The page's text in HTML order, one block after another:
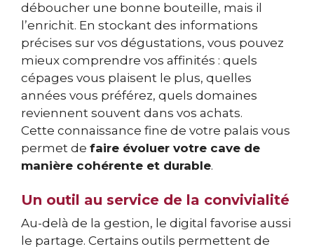
déboucher une bonne bouteille, mais il
l’enrichit. En stockant des informations
précises sur vos dégustations, vous pouvez
mieux comprendre vos affinités : quels
cépages vous plaisent le plus, quelles
années vous préférez, quels domaines
reviennent souvent dans vos achats.
Cette connaissance fine de votre palais vous
permet de faire évoluer votre cave de
manière cohérente et durable.
Un outil au service de la convivialité
Au-delà de la gestion, le digital favorise aussi
le partage. Certains outils permettent de